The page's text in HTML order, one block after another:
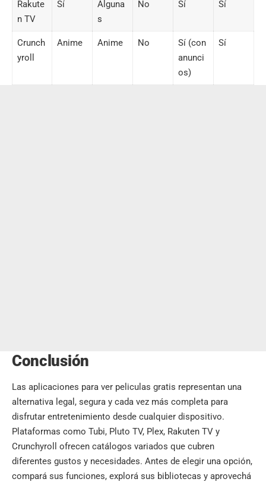
Rakute
n TV
Sí
Alguna
s
No Sí Sí
Crunch
yroll
Anime Anime No
Sí (con
anunci
os)
Sí
Conclusión
Las aplicaciones para ver peliculas gratis representan una
alternativa legal, segura y cada vez más completa para
disfrutar entretenimiento desde cualquier dispositivo.
Plataformas como Tubi, Pluto TV, Plex, Rakuten TV y
Crunchyroll ofrecen catálogos variados que cubren
diferentes gustos y necesidades. Antes de elegir una opción,
compará sus funciones, explorá sus bibliotecas y aprovechá